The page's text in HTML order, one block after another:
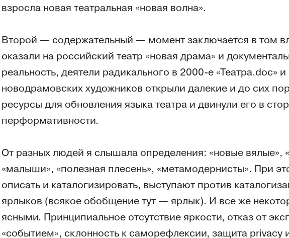
взросла новая театральная «новая волна».
Второй — содержательный — момент заключается в том
оказали на российский театр «новая драма» и
реальность, деятели радикального в 2000-е «Театра.doc»
новодрамовских художников открыли далекие и до сих
ресурсы для обновления языка театра и двинули его в
перформативности.
От разных людей я слышала определения: «новые вялые»,
«малыши», «полезная плесень», «метамодернисты». При
описать и каталогизировать, выступают против
ярлыков (всякое обобщение тут — ярлык). И все же
ясными. Принципиальное отсутствие яркости, отказ от
«событием», склонность к саморефлексии, защита privacy